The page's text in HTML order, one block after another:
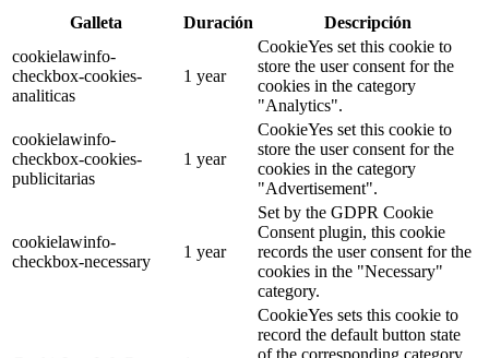
Galleta Duración
Descripción
cookielawinfo-
checkbox-cookies-
analiticas
1 year
CookieYes set this cookie to
store the user consent for the
cookies in the category
"Analytics".
cookielawinfo-
checkbox-cookies-
publicitarias
1 year
CookieYes set this cookie to
store the user consent for the
cookies in the category
"Advertisement".
cookielawinfo-
checkbox-necessary
1 year
Set by the GDPR Cookie
Consent plugin, this cookie
records the user consent for the
cookies in the "Necessary"
category.
CookieYes sets this cookie to
record the default button state
of the corresponding category